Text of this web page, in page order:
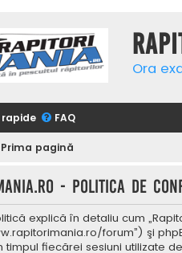
Ora
FAQ
Prima pagină
- Politica de
explică în detaliu cum
forum”) şi
timpul fiecărei sesiuni utilizate